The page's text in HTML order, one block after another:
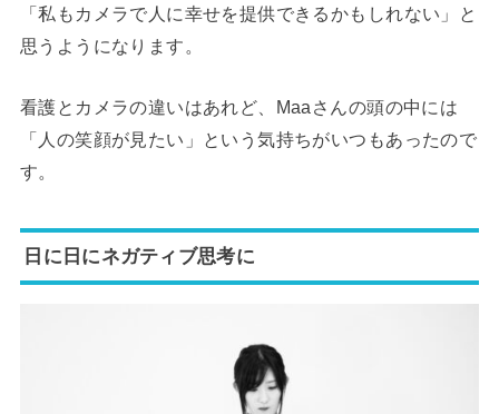
「私もカメラで人に幸せを提供できるかもしれない」と
思うようになります。
看護とカメラの違いはあれど、Maaさんの頭の中には
「人の笑顔が見たい」という気持ちがいつもあったので
す。
日に日にネガティブ思考に